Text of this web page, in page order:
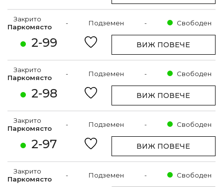
2-99
Закрито
Паркомясто
- Подземен - Свободен
ВИЖ ПОВЕЧЕ
2-98
Закрито
Паркомясто
- Подземен - Свободен
ВИЖ ПОВЕЧЕ
2-97
Закрито
Паркомясто
- Подземен - Свободен
ВИЖ ПОВЕЧЕ
Закрито
Паркомясто
- Подземен - Свободен